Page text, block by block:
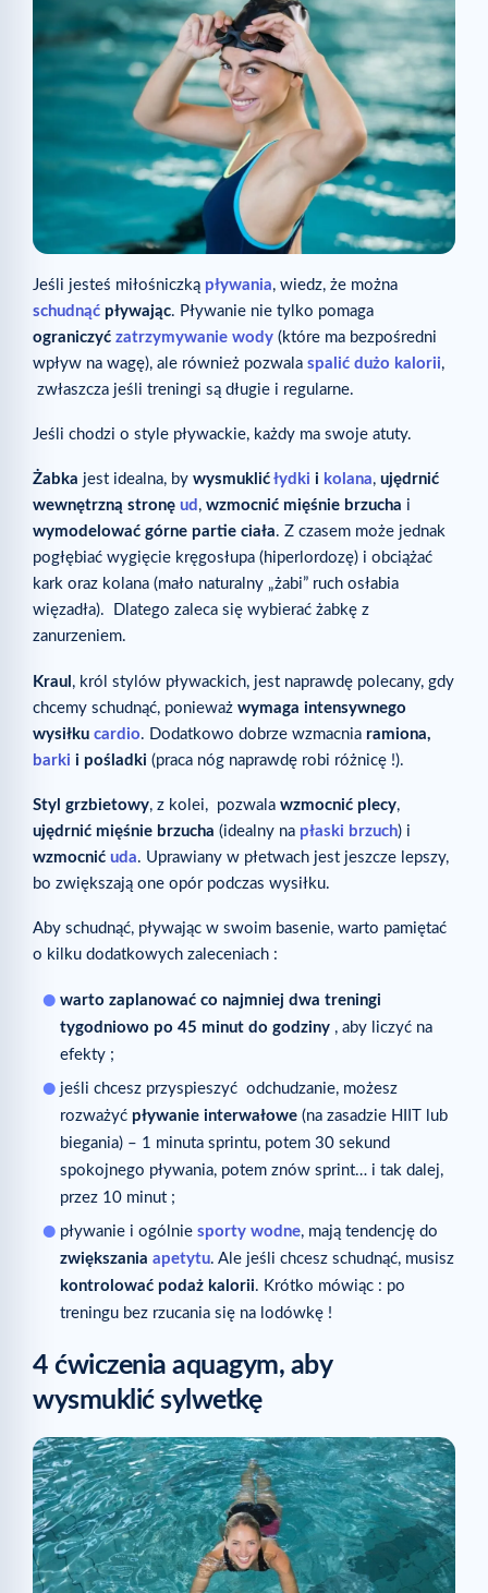
Jeśli jesteś miłośniczką pływania, wiedz, że można
schudnąć pływając. Pływanie nie tylko pomaga
ograniczyć zatrzymywanie wody (które ma bezpośredni
wpływ na wagę), ale również pozwala spalić dużo kalorii,
zwłaszcza jeśli treningi są długie i regularne.
Jeśli chodzi o style pływackie, każdy ma swoje atuty.
Żabka jest idealna, by wysmuklić łydki i kolana, ujędrnić
wewnętrzną stronę ud , wzmocnić mięśnie brzucha i
wymodelować górne partie ciała. Z czasem może jednak
pogłębiać wygięcie kręgosłupa (hiperlordozę) i obciążać
kark oraz kolana (mało naturalny „żabi” ruch osłabia
więzadła). Dlatego zaleca się wybierać żabkę z
zanurzeniem.
Kraul , król stylów pływackich, jest naprawdę polecany, gdy
chcemy schudnąć, ponieważ wymaga intensywnego
wysiłku cardio. Dodatkowo dobrze wzmacnia ramiona,
barki i pośladki (praca nóg naprawdę robi różnicę !).
Styl grzbietowy, z kolei, pozwala wzmocnić plecy,
ujędrnić mięśnie brzucha (idealny na płaski brzuch) i
wzmocnić uda. Uprawiany w płetwach jest jeszcze lepszy,
bo zwiększają one opór podczas wysiłku.
Aby schudnąć, pływając w swoim basenie, warto pamiętać
o kilku dodatkowych zaleceniach :
warto zaplanować co najmniej dwa treningi
tygodniowo po 45 minut do godziny , aby liczyć na
efekty ;
jeśli chcesz przyspieszyć odchudzanie, możesz
rozważyć pływanie interwałowe (na zasadzie HIIT lub
biegania) – 1 minuta sprintu, potem 30 sekund
spokojnego pływania, potem znów sprint… i tak dalej,
przez 10 minut ;
pływanie i ogólnie sporty wodne, mają tendencję do
zwiększania apetytu. Ale jeśli chcesz schudnąć, musisz
kontrolować podaż kalorii. Krótko mówiąc : po
treningu bez rzucania się na lodówkę !
4 ćwiczenia aquagym, aby
wysmuklić sylwetkę